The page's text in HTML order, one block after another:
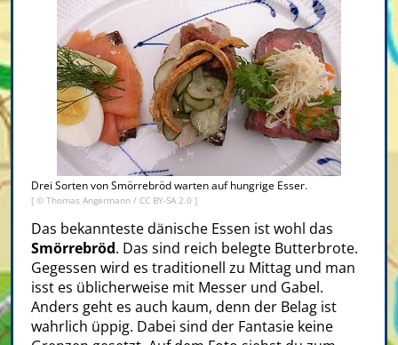
Drei Sorten von Smörrebröd warten auf hungrige Esser.
[ © Thomas Angermann / CC BY-SA 2.0 ]
Das bekannteste dänische Essen ist wohl das
Smörrebröd. Das sind reich belegte Butterbrote.
Gegessen wird es traditionell zu Mittag und man
isst es üblicherweise mit Messer und Gabel.
Anders geht es auch kaum, denn der Belag ist
wahrlich üppig. Dabei sind der Fantasie keine